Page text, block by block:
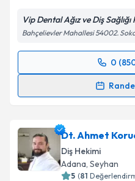
kapsamda
Takvim
Vip Dental Ağız ve Diş
Bahçelievler Mahallesi 54002.
0
Randevu Takvimi
takvim hazırlandığında
E-posta Adresiniz
Dt. Ahmet
Diş Hekimi
Adana, Seyhan
5 (81